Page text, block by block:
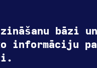
bāzi un
informāciju